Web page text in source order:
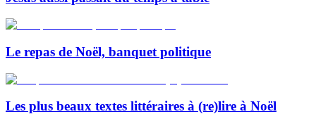
Le repas de Noël, banquet politique
Les plus beaux textes littéraires à (re)lire à Noël